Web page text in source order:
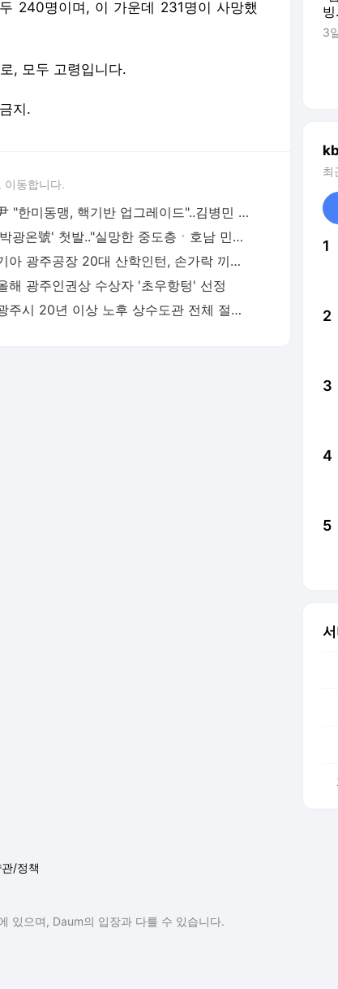
240명이며, 이 가운데 231명이 사망했
, 모두 고령입니다.
지.
이동합니다.
尹 "한미동맹, 핵기반 업그레이드"..김병민 "민주, 윤석열 외교 폭망 저주 그만"[여의도초대석]
'박광온號' 첫발.."실망한 중도층ㆍ호남 민심 수습 기대"
기아 광주공장 20대 산학인턴, 손가락 끼임사고 당해
해 광주인권상 수상자 '초우항텅' 선정
광주시 20년 이상 노후 상수도관 전체 절반..교체 예산은 어떻게?
3
최
1
2
3
4
5
/정책
있으며, Daum의 입장과 다를 수 있습니다.